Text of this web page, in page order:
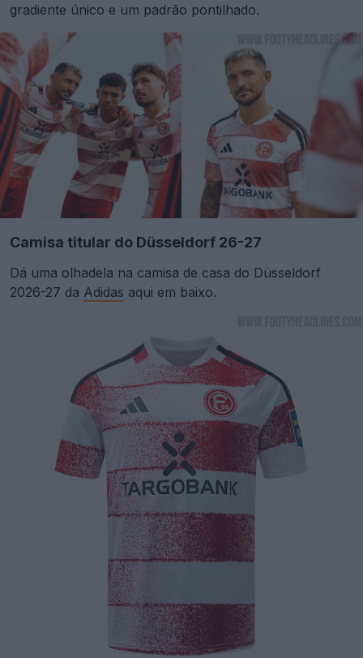
gradiente único e um padrão pontilhado.
Camisa titular do Düsseldorf 26-27
Dá uma olhadela na camisa de casa do Düsseldorf
2026-27 da Adidas aqui em baixo.